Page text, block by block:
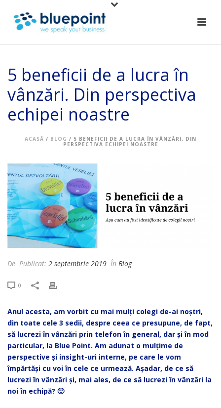
5 beneficii de a lucra în
vânzări. Din perspectiva
echipei noastre
ACASĂ / BLOG / 5 BENEFICII DE A LUCRA ÎN VÂNZĂRI. DIN
PERSPECTIVA ECHIPEI NOASTRE
De Publicat: 2 septembrie 2019 În Blog
0
Anul acesta, am vorbit cu mai mulți colegi de-ai noștri,
din toate cele 3 sedii, despre ceea ce presupune, de fapt,
să lucrezi în vânzări prin telefon în general, dar și în mod
particular, la Blue Point. Am adunat o mulțime de
perspective și insight-uri interne, pe care le vom
împărtăși cu voi în cele ce urmează. Așadar, de ce să
lucrezi în vânzări și, mai ales, de ce să lucrezi în vânzări la
noi în echipă? 🙂